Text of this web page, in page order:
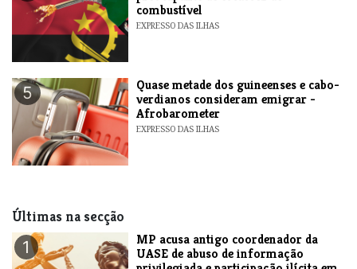
combustível
EXPRESSO DAS ILHAS
5
Quase metade dos guineenses e cabo-
verdianos consideram emigrar -
Afrobarometer
EXPRESSO DAS ILHAS
Últimas na secção
1
MP acusa antigo coordenador da
UASE de abuso de informação